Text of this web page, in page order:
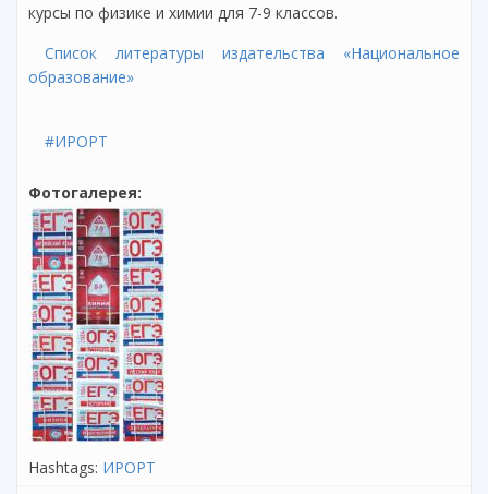
курсы по физике и химии для 7-9 классов.
Список литературы издательства «Национальное
образование»
#ИРОРТ
Фотогалерея:
Hashtags: ИРОРТ